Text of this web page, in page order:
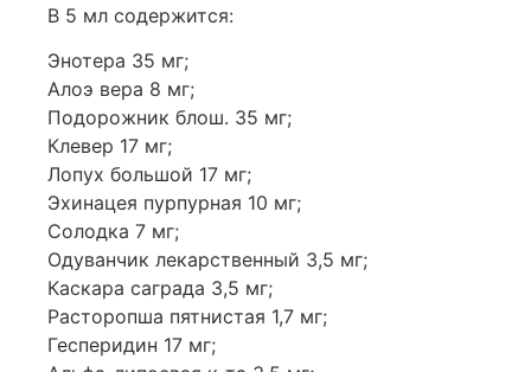
В 5 мл содержится:
Энотера 35 мг;
Алоэ вера 8 мг;
Подорожник блош. 35 мг;
Клевер 17 мг;
Лопух большой 17 мг;
Эхинацея пурпурная 10 мг;
Солодка 7 мг;
Одуванчик лекарственный 3,5 мг;
Каскара саграда 3,5 мг;
Расторопша пятнистая 1,7 мг;
Гесперидин 17 мг;